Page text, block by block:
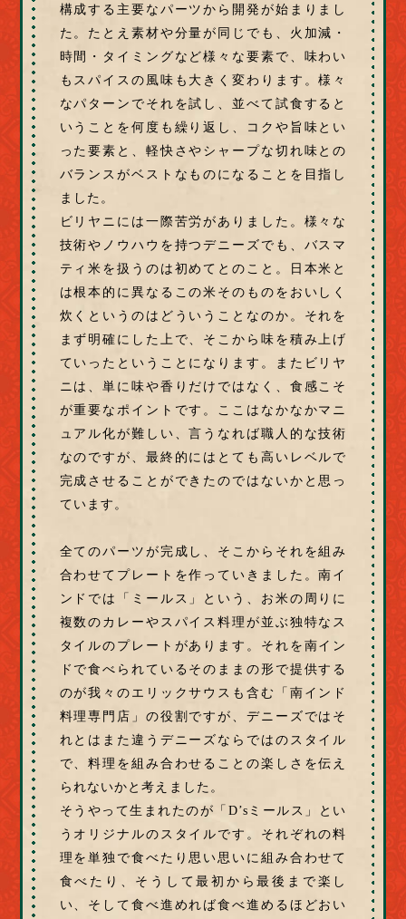
構成する主要なパーツから開発が始まりまし
た。たとえ素材や分量が同じでも、火加減・
時間・タイミングなど様々な要素で、味わい
もスパイスの風味も大きく変わります。様々
なパターンでそれを試し、並べて試食すると
いうことを何度も繰り返し、コクや旨味とい
った要素と、軽快さやシャープな切れ味との
バランスがベストなものになることを目指し
ました。
ビリヤニには一際苦労がありました。様々な
技術やノウハウを持つデニーズでも、バスマ
ティ米を扱うのは初めてとのこと。日本米と
は根本的に異なるこの米そのものをおいしく
炊くというのはどういうことなのか。それを
まず明確にした上で、そこから味を積み上げ
ていったということになります。またビリヤ
ニは、単に味や香りだけではなく、食感こそ
が重要なポイントです。ここはなかなかマニ
ュアル化が難しい、言うなれば職人的な技術
なのですが、最終的にはとても高いレベルで
完成させることができたのではないかと思っ
ています。
全てのパーツが完成し、そこからそれを組み
合わせてプレートを作っていきました。南イ
ンドでは「ミールス」という、お米の周りに
複数のカレーやスパイス料理が並ぶ独特なス
タイルのプレートがあります。それを南イン
ドで食べられているそのままの形で提供する
のが我々のエリックサウスも含む「南インド
料理専門店」の役割ですが、デニーズではそ
れとはまた違うデニーズならではのスタイル
で、料理を組み合わせることの楽しさを伝え
られないかと考えました。
そうやって生まれたのが「D’sミールス」とい
うオリジナルのスタイルです。それぞれの料
理を単独で食べたり思い思いに組み合わせて
食べたり、そうして最初から最後まで楽し
い、そして食べ進めれば食べ進めるほどおい